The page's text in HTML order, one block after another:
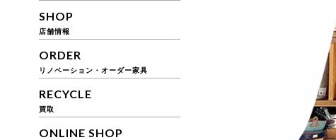
SHOP
店舗情報
ORDER
リノベーション・オーダー家具
RECYCLE
買取
ONLINE SHOP